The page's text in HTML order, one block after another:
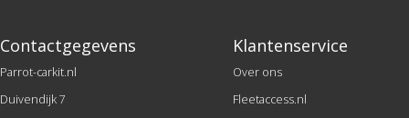
Contactgegevens
Parrot-carkit.nl
Duivendijk 7
Klantenservice
Over ons
Fleetaccess.nl